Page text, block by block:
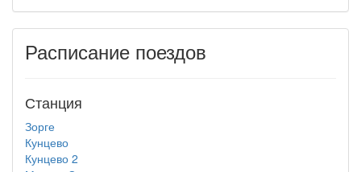
Расписание поездов
Станция
Зорге
Кунцево
Кунцево 2